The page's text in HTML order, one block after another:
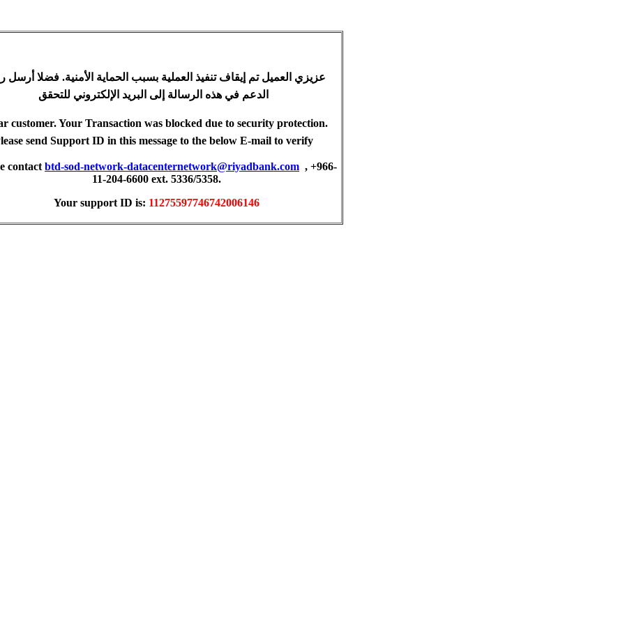
عزيزي العميل تم إيقاف تنفيذ العملية بسبب الحماية الأمنية. فضلا أرسل
customer. Your Transaction was blocked due to security protection.
send Support ID in this message to the below E-mail to verify
contact btd-sod-network-datacenternetwork@riyadbank.com , +966-
11-204-6600 ext. 5336/5358.
Your support ID is: 11275597746742006146